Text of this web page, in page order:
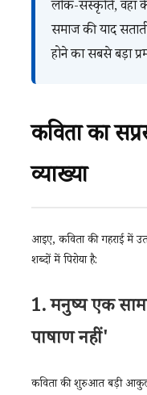
लोक-संस्कृति, वहाँ
समाज की याद
होने का सबसे बड़ा
कविता का
व्याख्या
आइए, कविता की गहराई में
शब्दों में पिरोया है:
1. मनुष्य एक
पाषाण नहीं'
कविता की शुरुआत बड़ी